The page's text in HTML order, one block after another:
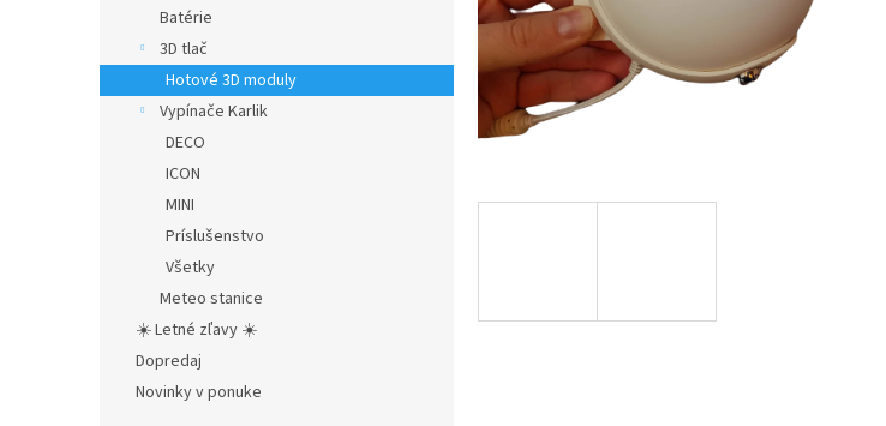
Batérie
3D tlač
Hotové 3D moduly
Vypínače Karlik
DECO
ICON
MINI
Príslušenstvo
Všetky
Meteo stanice
☀️ Letné zľavy ☀️
Dopredaj
Novinky v ponuke